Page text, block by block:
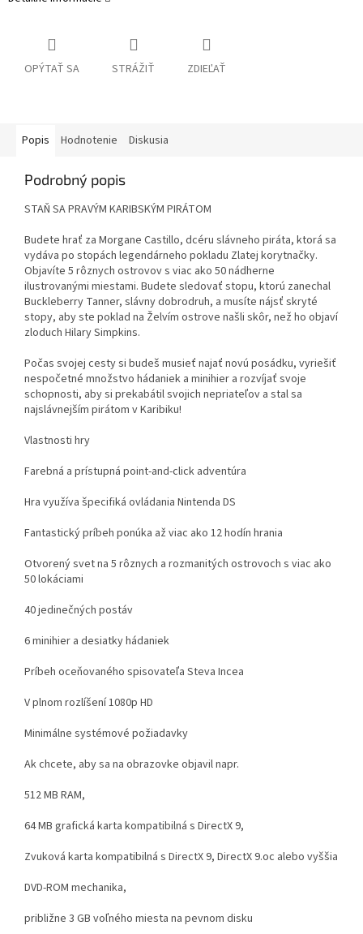
OPÝTAŤ SA STRÁŽIŤ ZDIEĽAŤ
Popis Hodnotenie Diskusia
Podrobný popis
STAŇ SA PRAVÝM KARIBSKÝM PIRÁTOM
Budete hrať za Morgane Castillo, dcéru slávneho piráta, ktorá sa
vydáva po stopách legendárneho pokladu Zlatej korytnačky.
Objavíte 5 rôznych ostrovov s viac ako 50 nádherne
ilustrovanými miestami. Budete sledovať stopu, ktorú zanechal
Buckleberry Tanner, slávny dobrodruh, a musíte nájsť skryté
stopy, aby ste poklad na Želvím ostrove našli skôr, než ho objaví
zloduch Hilary Simpkins.
Počas svojej cesty si budeš musieť najať novú posádku, vyriešiť
nespočetné množstvo hádaniek a minihier a rozvíjať svoje
schopnosti, aby si prekabátil svojich nepriateľov a stal sa
najslávnejším pirátom v Karibiku!
Vlastnosti hry
Farebná a prístupná point-and-click adventúra
Hra využíva špecifiká ovládania Nintenda DS
Fantastický príbeh ponúka až viac ako 12 hodín hrania
Otvorený svet na 5 rôznych a rozmanitých ostrovoch s viac ako
50 lokáciami
40 jedinečných postáv
6 minihier a desiatky hádaniek
Príbeh oceňovaného spisovateľa Steva Incea
V plnom rozlíšení 1080p HD
Minimálne systémové požiadavky
Ak chcete, aby sa na obrazovke objavil napr.
512 MB RAM,
64 MB grafická karta kompatibilná s DirectX 9,
Zvuková karta kompatibilná s DirectX 9, DirectX 9.oc alebo vyššia
DVD-ROM mechanika,
približne 3 GB voľného miesta na pevnom disku